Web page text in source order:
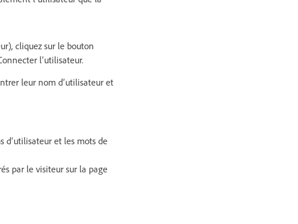
cliquez sur le bouton
l’utilisateur.
leur nom d’utilisateur et
d’utilisateur et les mots de
par le visiteur sur la page